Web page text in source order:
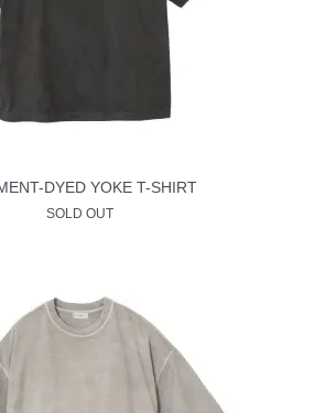
DYED YOKE T-SHIRT
SOLD OUT